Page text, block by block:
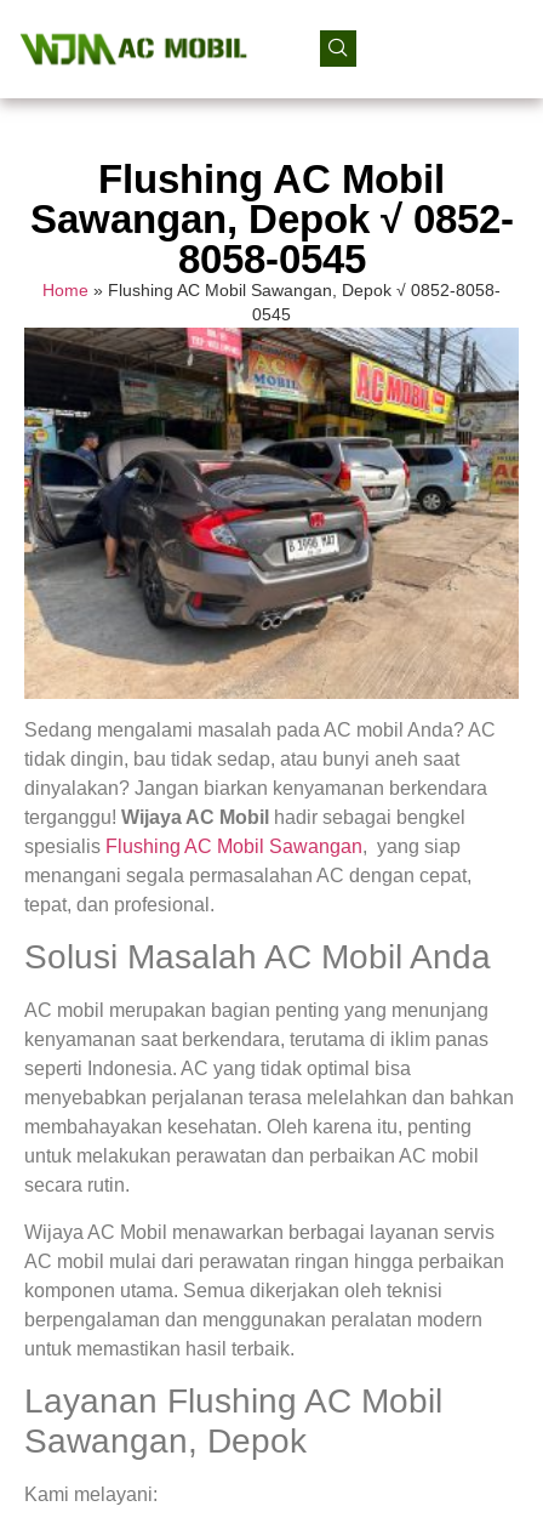
Flushing AC Mobil
Sawangan, Depok √ 0852-
8058-0545
Home » Flushing AC Mobil Sawangan, Depok √ 0852-8058-
0545
Sedang mengalami masalah pada AC mobil Anda? AC
tidak dingin, bau tidak sedap, atau bunyi aneh saat
dinyalakan? Jangan biarkan kenyamanan berkendara
terganggu! Wijaya AC Mobil hadir sebagai bengkel
spesialis Flushing AC Mobil Sawangan, yang siap
menangani segala permasalahan AC dengan cepat,
tepat, dan profesional.
Solusi Masalah AC Mobil Anda
AC mobil merupakan bagian penting yang menunjang
kenyamanan saat berkendara, terutama di iklim panas
seperti Indonesia. AC yang tidak optimal bisa
menyebabkan perjalanan terasa melelahkan dan bahkan
membahayakan kesehatan. Oleh karena itu, penting
untuk melakukan perawatan dan perbaikan AC mobil
secara rutin.
Wijaya AC Mobil menawarkan berbagai layanan servis
AC mobil mulai dari perawatan ringan hingga perbaikan
komponen utama. Semua dikerjakan oleh teknisi
berpengalaman dan menggunakan peralatan modern
untuk memastikan hasil terbaik.
Layanan Flushing AC Mobil
Sawangan, Depok
Kami melayani: